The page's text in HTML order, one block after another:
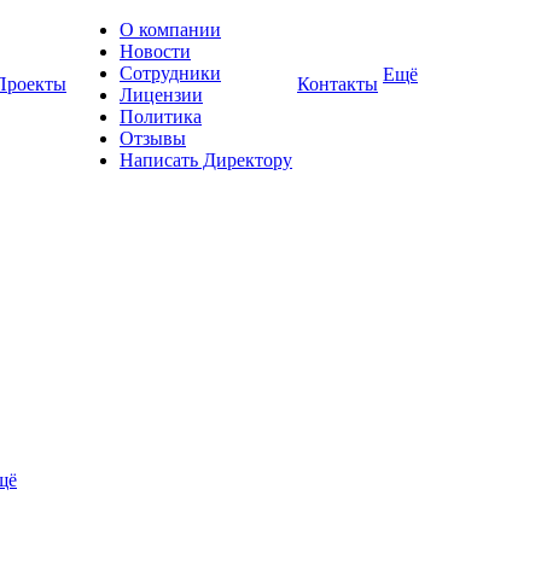
О компании
Новости
Сотрудники
Лицензии
Политика
Отзывы
Написать Директору
Контакты Ещё